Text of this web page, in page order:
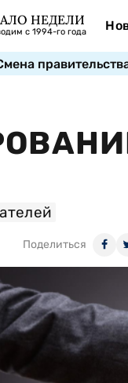
НЕДЕЛИ
с 1994-го года
Поделиться